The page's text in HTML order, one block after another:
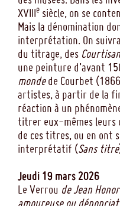
XVIIIe siècle, on se
Mais la dénomination
interprétation. On
du titrage, des
une peinture d’avant
mondede Courbet
artistes, à partir de la
réaction à un
titrer eux-mêmes leurs
de ces titres, ou en ont
interprétatif (Sans titre
Jeudi 19 mars 2026
Le Verrou de Jean
amoureuse ou